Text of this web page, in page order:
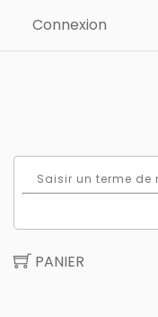
Connexion
PANIER